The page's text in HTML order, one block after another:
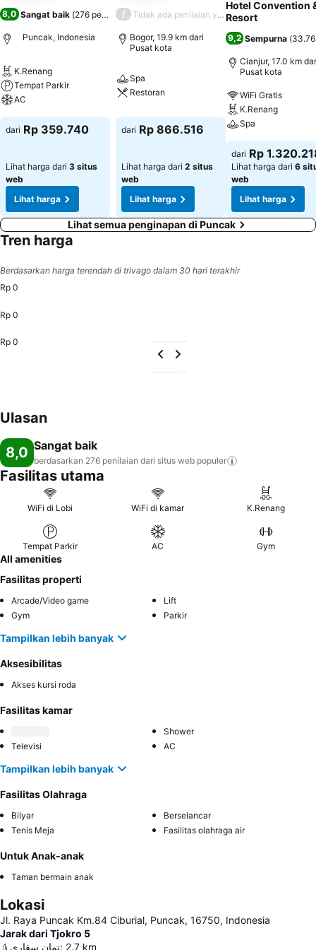
8,0 Sangat baik (276 penilaian
Puncak, Indonesia
K.Renang
Tempat Parkir
AC
dari Rp 359.740
Lihat harga dari 3 situs
web
Lihat harga
/ Tidak ada penilaian yang tersedia
Bogor, 19.9 km dari
Pusat kota
Spa
Restoran
dari Rp 866.516
Lihat harga dari 2 situs
web
Lihat harga
Hotel Convention
Resort
9,2 Sempurna (
Cianjur, 17.0 km
Pusat kota
WiFi Gratis
K.Renang
Spa
dari Rp
Lihat harga dari 6
web
Lihat harga
Lihat semua penginapan di Puncak
Tren harga
Berdasarkan harga terendah di trivago dalam 30 hari terakhir
Rp 0
Rp 0
Rp 0
Ulasan
8,0 Sangat baik
berdasarkan 276 penilaian dari situs web populer
Fasilitas utama
WiFi di Lobi WiFi di kamar K.Renang
Tempat Parkir AC Gym
All amenities
Fasilitas properti
Arcade/Video game
Lift
Gym
Parkir
Tampilkan lebih banyak
Aksesibilitas
Akses kursi roda
Fasilitas kamar
Shower
Televisi
AC
Tampilkan lebih banyak
Fasilitas Olahraga
Bilyar
Berselancar
Tenis Meja
Fasilitas olahraga air
Untuk Anak-anak
Taman bermain anak
Lokasi
Jl. Raya Puncak Km.84 Ciburial, Puncak, 16750, Indonesia
Jarak dari Tjokro 5
تمان سفاري: 2.7 km